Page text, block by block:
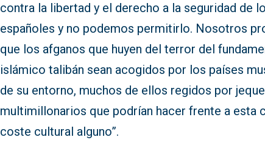
contra la libertad y el derecho a la seguridad de
españoles y no podemos permitirlo. Nosotros
que los afganos que huyen del terror del
islámico talibán sean acogidos por los países
de su entorno, muchos de ellos regidos por
multimillonarios que podrían hacer frente a esta
coste cultural alguno”.